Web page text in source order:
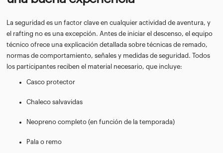
La seguridad es un factor clave en cualquier actividad de aventura, y
el rafting no es una excepción. Antes de iniciar el descenso, el equipo
técnico ofrece una explicación detallada sobre técnicas de remado,
normas de comportamiento, señales y medidas de seguridad. Todos
los participantes reciben el material necesario, que incluye:
Casco protector
Chaleco salvavidas
Neopreno completo (en función de la temporada)
Pala o remo